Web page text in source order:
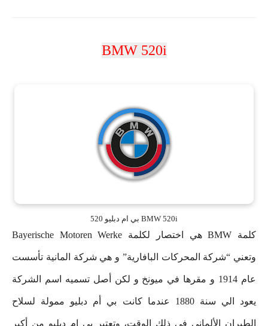
BMW 520i
BMW 520i بي ام دبليو 520
كلمة BMW هي اختصار لكلمة Bayerische Motoren Werke
وتعني “شركة المحركات البافارية” و هي شركة المانية تأسست
عام 1914 و مقرها في ميونخ و لكن أصل تسميه اسم الشركة
يعود الي سنة 1880 عندما كانت بي أم دبليو ممولة لسلاح
الطيران الألماني في ذلك الوقت، وتعتبر بي ام دبليو من أكبر